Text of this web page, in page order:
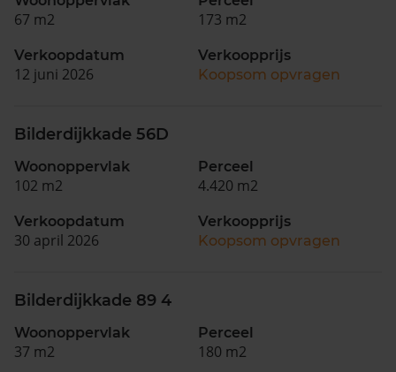
67 m2 173 m2
Verkoopdatum
12 juni 2026
Verkoopprijs
Koopsom opvragen
Bilderdijkkade 56D
Woonoppervlak
102 m2
Perceel
4.420 m2
Verkoopdatum
30 april 2026
Verkoopprijs
Koopsom opvragen
Bilderdijkkade 89 4
Woonoppervlak
37 m2
Perceel
180 m2